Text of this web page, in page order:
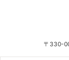
〒330-